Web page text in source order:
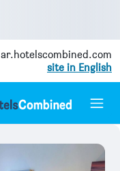
ar.hotelscombined.com
site in English